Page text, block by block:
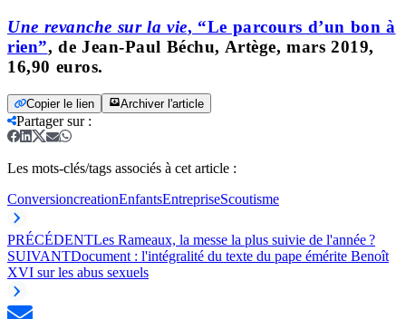
Une revanche sur la vie, “Le parcours d’un bon à
rien”, de Jean-Paul Béchu, Artège, mars 2019,
16,90 euros.
Copier le lien Archiver l'article
Partager sur:
Les mots-clés/tags associés à cet article :
ConversioncreationEnfantsEntrepriseScoutisme
PRÉCÉDENTLes Rameaux, la messe la plus suivie de l'année ?
SUIVANTDocument : l'intégralité du texte du pape émérite Benoît
XVI sur les abus sexuels